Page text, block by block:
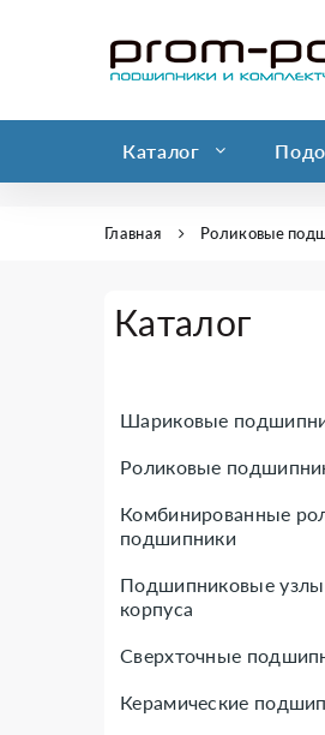
Каталог
Главная Роликовые
Каталог
Шариковые
Роликовые
Комбинированные
подшипники
Подшипниковые
корпуса
Сверхточные
Керамические